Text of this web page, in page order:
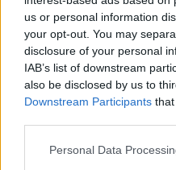
us or personal information
your opt-out. You may
disclosure of your personal
IAB’s list of downstream
also be disclosed by us to
Downstream Participants
Personal Data